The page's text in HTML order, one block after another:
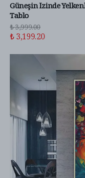
Güneşin İzinde
Tablo
₺ 3,999.00
₺ 3,199.20